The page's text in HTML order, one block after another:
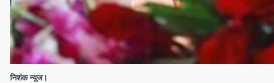
निशंक न्यूज।